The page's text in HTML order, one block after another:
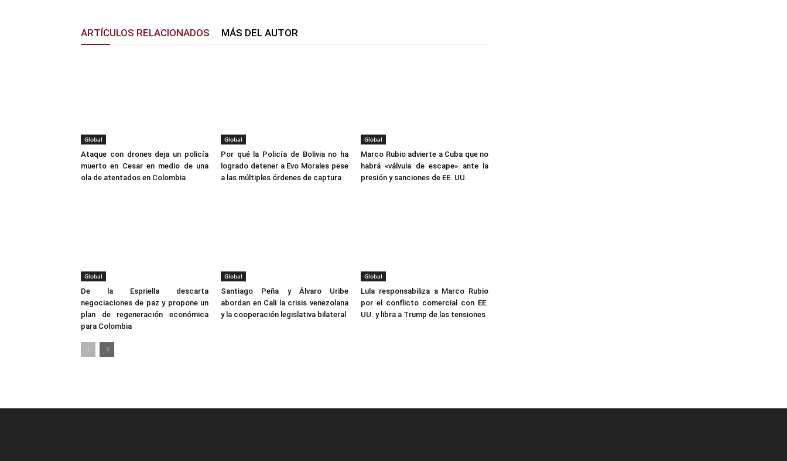
ARTÍCULOS RELACIONADOS MÁS DEL AUTOR
Global
Ataque con drones deja un policía
muerto en Cesar en medio de una
ola de atentados en Colombia
Global
Por qué la Policía de Bolivia no ha
logrado detener a Evo Morales pese
a las múltiples órdenes de captura
Global
Marco Rubio advierte a Cuba que no
habrá «válvula de escape» ante la
presión y sanciones de EE. UU.
Global
De la Espriella descarta
negociaciones de paz y propone un
plan de regeneración económica
para Colombia
Global
Santiago Peña y Álvaro Uribe
abordan en Cali la crisis venezolana
y la cooperación legislativa bilateral
Global
Lula responsabiliza a Marco Rubio
por el conflicto comercial con EE.
UU. y libra a Trump de las tensiones